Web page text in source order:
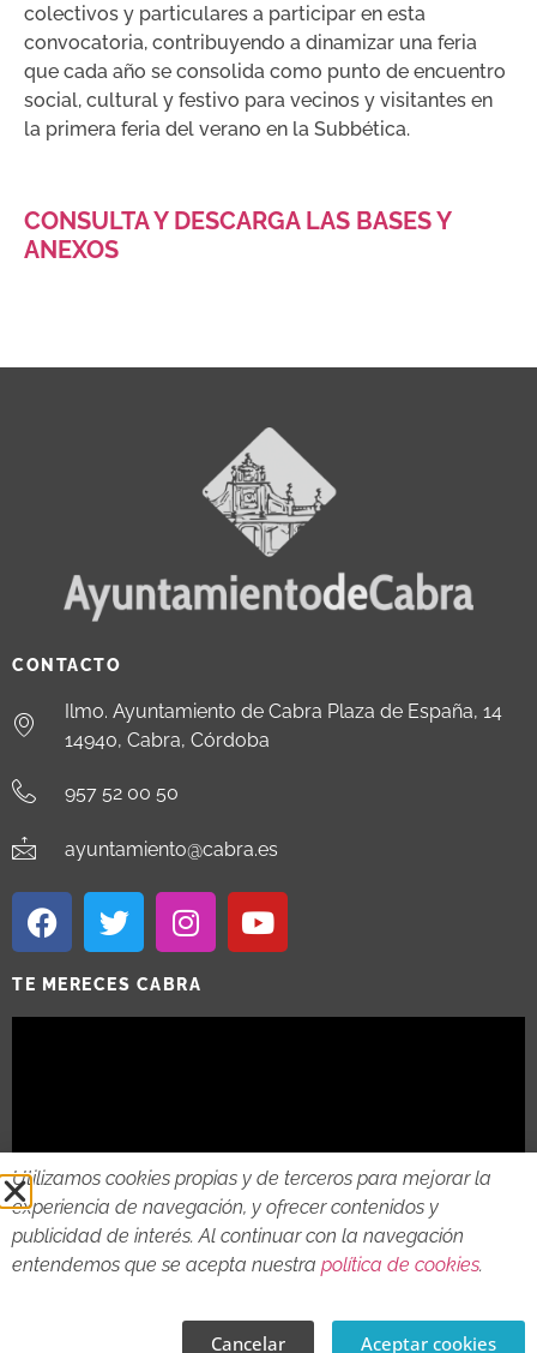
colectivos y particulares a participar en esta
convocatoria, contribuyendo a dinamizar una feria
que cada año se consolida como punto de encuentro
social, cultural y festivo para vecinos y visitantes en
la primera feria del verano en la Subbética.
CONSULTA Y DESCARGA LAS BASES Y
ANEXOS
CONTACTO
Ilmo. Ayuntamiento de Cabra Plaza de España, 14
14940, Cabra, Córdoba
957 52 00 50
ayuntamiento@cabra.es
TE MERECES CABRA
2018 - 2026 © AYTO DE CABRA AVISO LEGAL
Utilizamos cookies propias y de terceros para mejorar la
experiencia de navegación, y ofrecer contenidos y
publicidad de interés. Al continuar con la navegación
entendemos que se acepta nuestra política de cookies.
Cancelar Aceptar cookies